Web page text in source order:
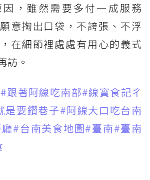
，雖然需要多付一成服務
意掏出口袋，不誇張、不浮
在細節裡處處有用心的義式
訪。
#跟著阿線吃南部#線寶食記ㄔ
是要鑽巷子#阿線大口吃台南
#台南美食地圖#臺南#臺南